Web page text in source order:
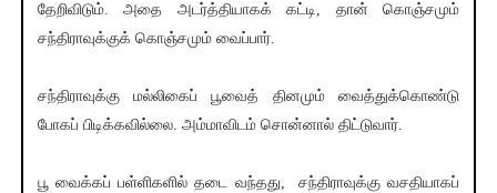
தேறிவிடும். அதை அடர்த்தியாகக் கட்டி, தான் கொஞ்சமும்
சந்திராவுக்குக் கொஞ்சமும் வைப்பார்.
சந்திராவுக்கு மல்லிகைப் பூவைத் தினமும் வைத்துக்கொண்டு
போகப் பிடிக்கவில்லை. அம்மாவிடம் சொன்னால் திட்டுவார்.
பூ வைக்கப் பள்ளிகளில் தடை வந்தது, சந்திராவுக்கு வசதியாகப்